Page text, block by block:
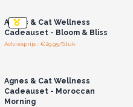
Agnes & Cat Wellness
Cadeauset - Bloom & Bliss
Adviesprijs : €29.95/Stuk
Agnes & Cat Wellness
Cadeauset - Moroccan
Morning